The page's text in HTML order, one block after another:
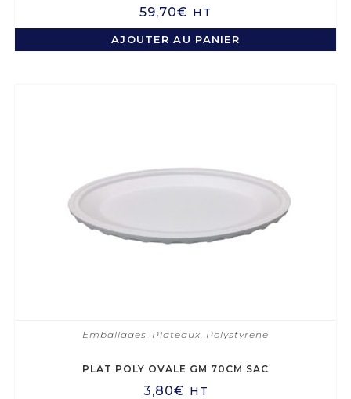
59,70€ HT
AJOUTER AU PANIER
Emballages Plateaux Polystyrene
PLAT POLY OVALE GM 70CM SAC
3,80€ HT